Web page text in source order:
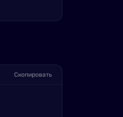
Скопировать